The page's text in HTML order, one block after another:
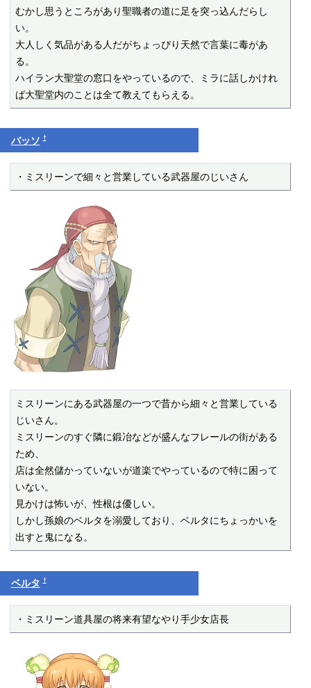
むかし思うところがあり聖職者の道に足を突っ込んだらし
い。
大人しく気品がある人だがちょっぴり天然で言葉に毒があ
る。
ハイラン大聖堂の窓口をやっているので、ミラに話しかけれ
ば大聖堂内のことは全て教えてもらえる。
バッソ †
・ミスリーンで細々と営業している武器屋のじいさん
ミスリーンにある武器屋の一つで昔から細々と営業している
じいさん。
ミスリーンのすぐ隣に鍛冶などが盛んなフレールの街がある
ため、
店は全然儲かっていないが道楽でやっているので特に困って
いない。
見かけは怖いが、性根は優しい。
しかし孫娘のベルタを溺愛しており、ベルタにちょっかいを
出すと鬼になる。
ベルタ †
・ミスリーン道具屋の将来有望なやり手少女店長